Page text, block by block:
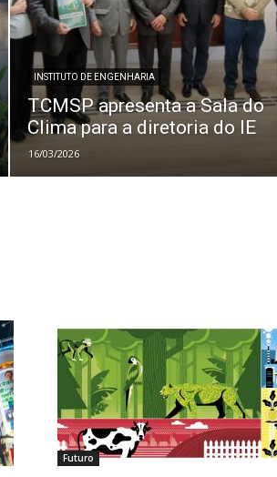
INSTITUTO DE ENGENHARIA
TCMSP apresenta a Sala do
Clima para a diretoria do IE
16/03/2026
Futuro